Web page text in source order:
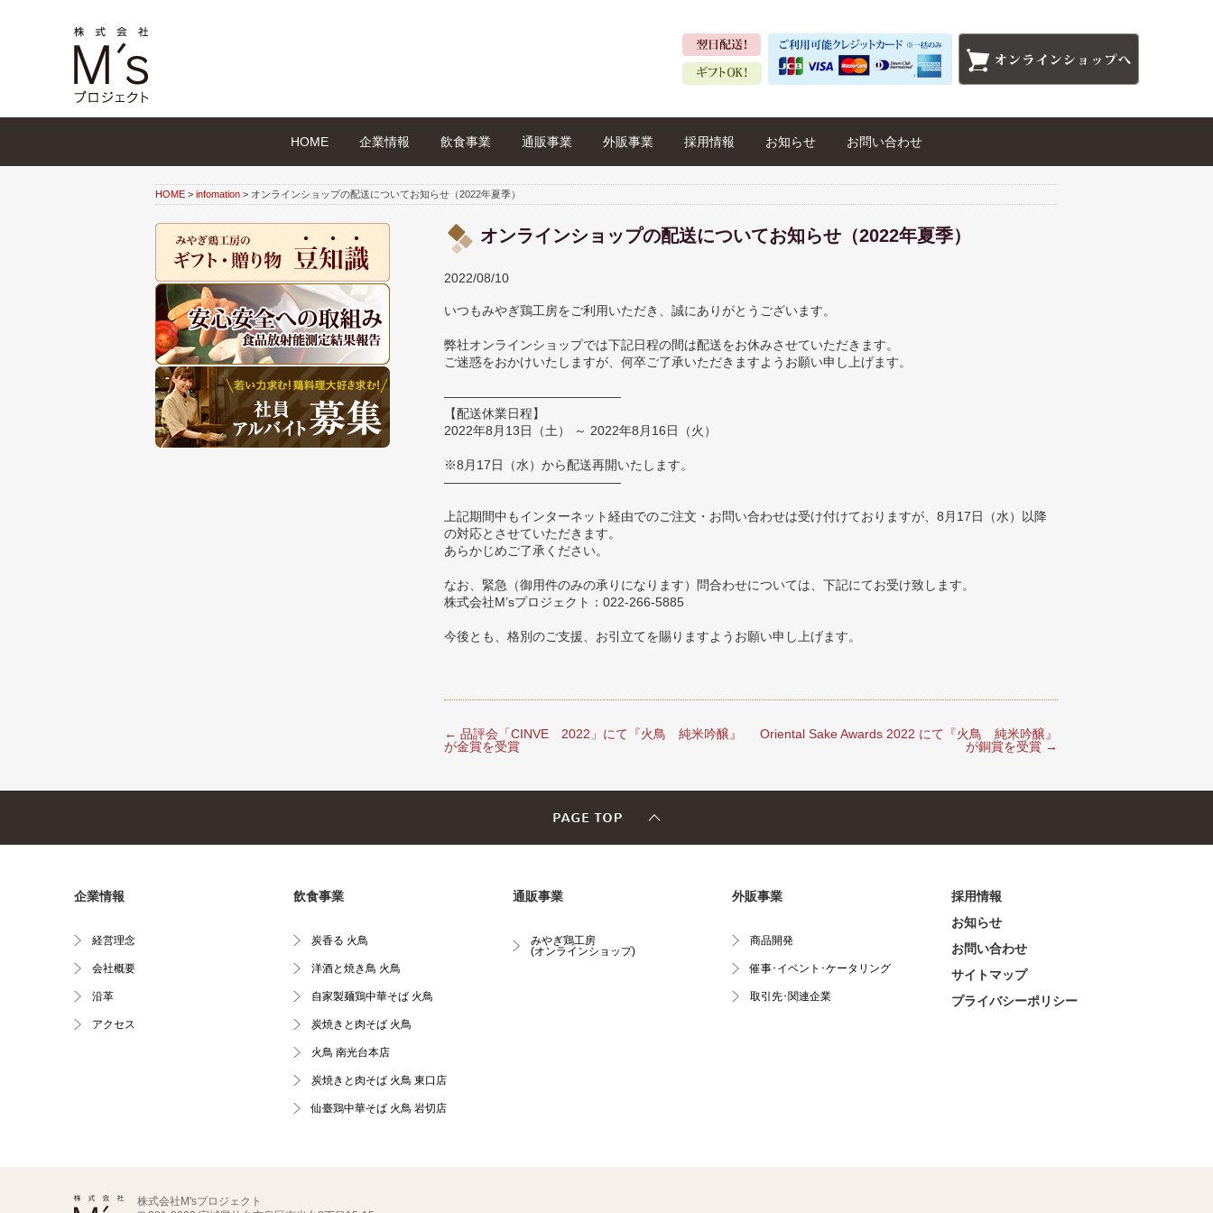
HOME 企業情報 飲食事業 通販事業 外販事業 採用情報 お知らせ お問い合わせ
HOME > infomation > オンラインショップの配送についてお知らせ（2022年夏季）
オンラインショップの配送についてお知らせ（2022年夏季）
2022/08/10
いつもみやぎ鶏工房をご利用いただき、誠にありがとうございます。
弊社オンラインショップでは下記日程の間は配送をお休みさせていただきます。
ご迷惑をおかけいたしますが、何卒ご了承いただきますようお願い申し上げます。
——————————————
【配送休業日程】
2022年8月13日（土） ～ 2022年8月16日（火）
※8月17日（水）から配送再開いたします。
——————————————
上記期間中もインターネット経由でのご注文・お問い合わせは受け付けておりますが、8月17日（水）以降
の対応とさせていただきます。
あらかじめご了承ください。
なお、緊急（御用件のみの承りになります）問合わせについては、下記にてお受け致します。
株式会社M’sプロジェクト：022-266-5885
今後とも、格別のご支援、お引立てを賜りますようお願い申し上げます。
← 品評会「CINVE 2022」にて『火鳥 純米吟醸』
が金賞を受賞
Oriental Sake Awards 2022 にて『火鳥 純米吟醸』
が銅賞を受賞 →
企業情報
経営理念
会社概要
沿革
アクセス
飲食事業
炭香る 火鳥
洋酒と焼き鳥 火鳥
自家製麺鶏中華そば 火鳥
炭焼きと肉そば 火鳥
火鳥 南光台本店
炭焼きと肉そば 火鳥 東口店
仙臺鶏中華そば 火鳥 岩切店
通販事業
みやぎ鶏工房
(オンラインショップ)
外販事業
商品開発
催事･イベント･ケータリング
取引先･関連企業
採用情報
お知らせ
お問い合わせ
サイトマップ
プライバシーポリシー
株式会社M'sプロジェクト